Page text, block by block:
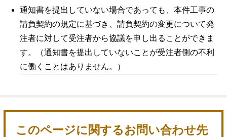
通知書を提出していない場合であっても、本件工事の
請負契約の規定に基づき、請負契約の変更について発
注者に対して受注者から協議を申し出ることができま
す。（通知書を提出していないことが受注者側の不利
に働くことはありません。）
このページに関するお問い合わせ先